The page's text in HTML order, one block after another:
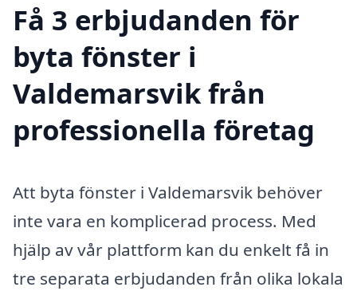
Få 3 erbjudanden för
byta fönster i
Valdemarsvik från
professionella företag
Att byta fönster i Valdemarsvik behöver
inte vara en komplicerad process. Med
hjälp av vår plattform kan du enkelt få in
tre separata erbjudanden från olika lokala